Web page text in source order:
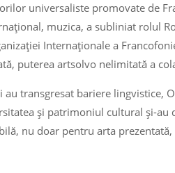
universaliste promovate de
muzica, a subliniat rolul
Internaționale a
puterea artsolvo nelimitată a
transgresat bariere lingvistice,
și patrimoniul cultural și-au
nu doar pentru arta